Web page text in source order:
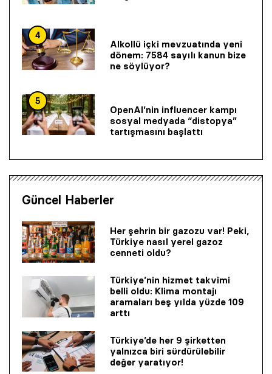
4
Alkollü içki mevzuatında yeni
dönem: 7584 sayılı kanun bize
ne söylüyor?
5
OpenAI’nin influencer kampı
sosyal medyada “distopya”
tartışmasını başlattı
Güncel Haberler
Her şehrin bir gazozu var! Peki,
Türkiye nasıl yerel gazoz
cenneti oldu?
Türkiye’nin hizmet takvimi
belli oldu: Klima montajı
aramaları beş yılda yüzde 109
arttı
Türkiye’de her 9 şirketten
yalnızca biri sürdürülebilir
değer yaratıyor!